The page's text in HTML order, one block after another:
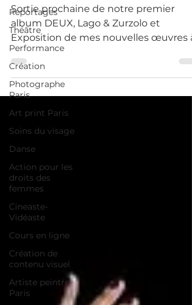
Reportages
Théâtre
Performance
Création
Photographe
Paris
Art print Paris
Soins du visage
Danse
Action pour les
droits des
femmes
Cineaste-
Vidéaste
Cours en ligne
Création de
contenu visuel
Artiste peintre
Paris
Sortie prochaine de notre premier
album DEUX, Lago & Zurzolo et
Exposition de mes nouvelles œuvres à
Paris 18.